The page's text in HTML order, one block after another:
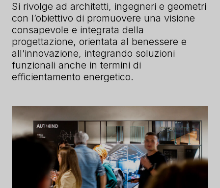
Si rivolge ad architetti, ingegneri e geometri
con l’obiettivo di promuovere una visione
consapevole e integrata della
progettazione, orientata al benessere e
all’innovazione, integrando soluzioni
funzionali anche in termini di
efficientamento energetico.